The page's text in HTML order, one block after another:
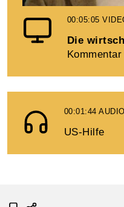
00:05:05
Die
00:01:44AUDIO
US-Hilfe